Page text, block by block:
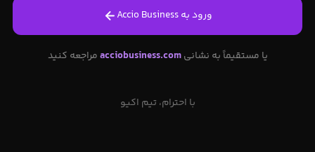
ورود به Accio Business
یا مستقیماً به نشانیacciobusiness.comمراجعه کنید
با احترام، تیم اکیو